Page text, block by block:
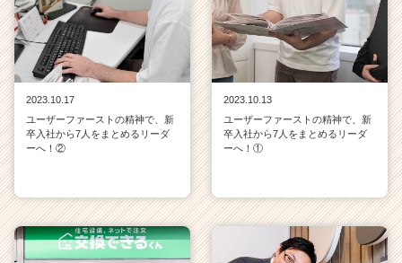
2023.10.17
ユーザーファーストの精神で、新
卒入社から7人をまとめるリーダ
ーへ！②
2023.10.13
ユーザーファーストの精神で、新
卒入社から7人をまとめるリーダ
ーへ！①